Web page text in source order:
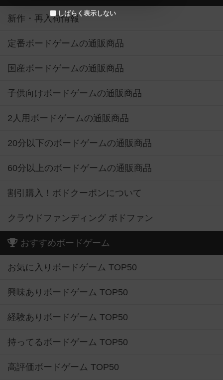
しばらく表示しない
新作・再入荷情報
定番ボードゲームの通販商品
国産ボードゲームの通販商品
子供向けボードゲームの通販商品
2人用ボードゲームの通販商品
20分以下のボードゲームの通販商品
60分以上のボードゲームの通販商品
割引購入！ボドクーポンについて
クラウドファンディング ボドファン
おすすめボードゲーム
お気に入りボードゲーム TOP50
興味ありボードゲーム TOP50
経験ありボードゲーム TOP50
持ってるボードゲーム TOP50
高評価ボードゲーム TOP50